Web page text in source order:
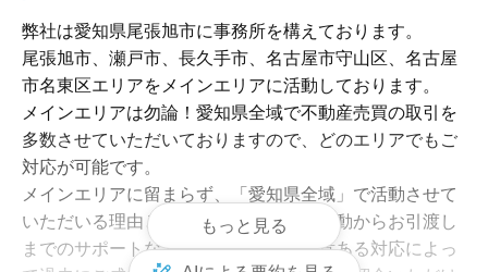
弊社は愛知県尾張旭市に事務所を構えております。
尾張旭市、瀬戸市、長久手市、名古屋市守山区、名古屋
市名東区エリアをメインエリアに活動しております。
メインエリアは勿論！愛知県全域で不動産売買の取引を
多数させていただいておりますので、どのエリアでもご
対応が可能です。
メインエリアに留まらず、「愛知県全域」で活動させて
いただいる理由といたしまして、売買活動からお引渡し
までのサポートなど弊社スタッフの誠意ある対応によっ
もっと見る